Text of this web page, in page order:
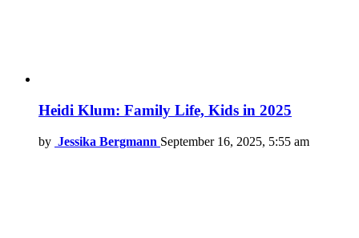
Heidi Klum: Family Life, Kids in 2025
by Jessika Bergmann September 16, 2025, 5:55 am